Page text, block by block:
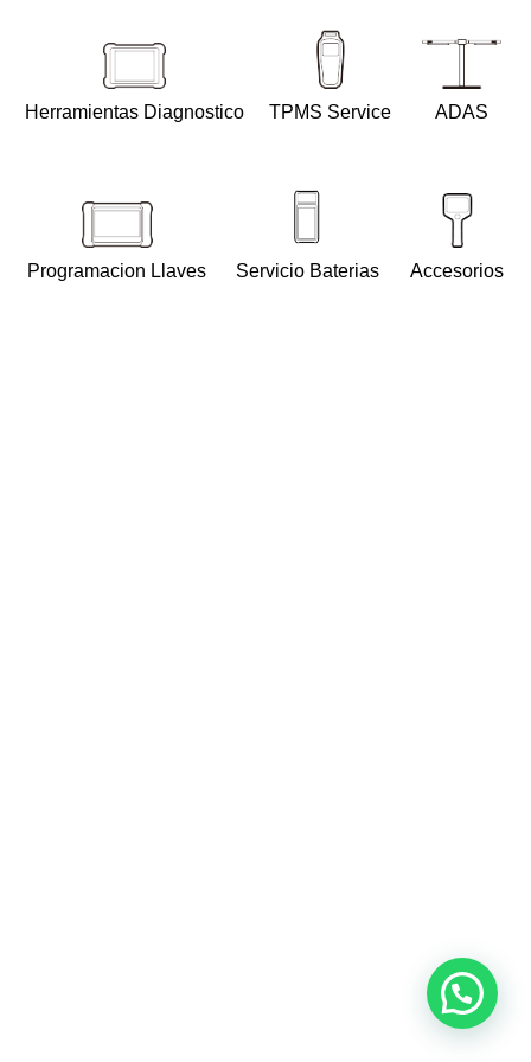
Herramientas Diagnostico TPMS Service ADAS
Programacion Llaves Servicio Baterias Accesorios